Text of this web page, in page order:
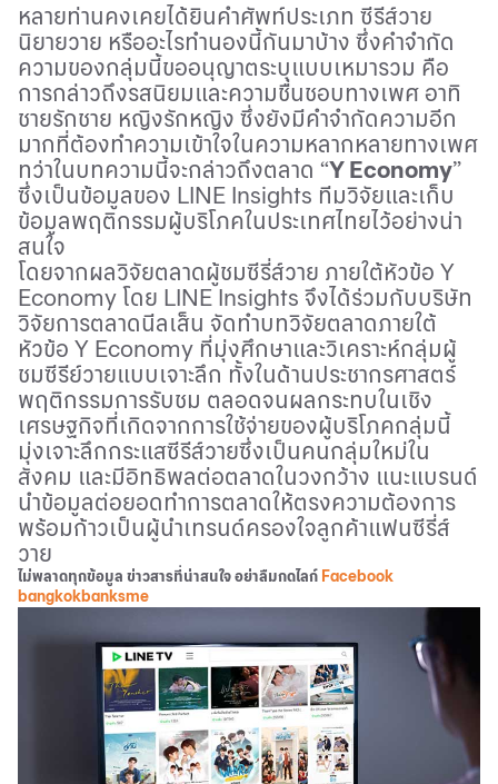
หลายท่านคงเคยได้ยินคำศัพท์ประเภท ซีรีส์วาย
นิยายวาย หรืออะไรทำนองนี้กันมาบ้าง ซึ่งคำจำกัด
ความของกลุ่มนี้ขออนุญาตระบุแบบเหมารวม คือ
การกล่าวถึงรสนิยมและความชื่นชอบทางเพศ อาทิ
ชายรักชาย หญิงรักหญิง ซึ่งยังมีคำจำกัดความอีก
มากที่ต้องทำความเข้าใจในความหลากหลายทางเพศ
ทว่าในบทความนี้จะกล่าวถึงตลาด “Y Economy”
ซึ่งเป็นข้อมูลของ LINE Insights ทีมวิจัยและเก็บ
ข้อมูลพฤติกรรมผู้บริโภคในประเทศไทยไว้อย่างน่า
สนใจ
โดยจากผลวิจัยตลาดผู้ชมซีรี่ส์วาย ภายใต้หัวข้อ Y
Economy โดย LINE Insights จึงได้ร่วมกับบริษัท
วิจัยการตลาดนีลเส็น จัดทำบทวิจัยตลาดภายใต้
หัวข้อ Y Economy ที่มุ่งศึกษาและวิเคราะห์กลุ่มผู้
ชมซีรีย์วายแบบเจาะลึก ทั้งในด้านประชากรศาสตร์
พฤติกรรมการรับชม ตลอดจนผลกระทบในเชิง
เศรษฐกิจที่เกิดจากการใช้จ่ายของผู้บริโภคกลุ่มนี้
มุ่งเจาะลึกกระแสซีรีส์วายซึ่งเป็นคนกลุ่มใหม่ใน
สังคม และมีอิทธิพลต่อตลาดในวงกว้าง แนะแบรนด์
นำข้อมูลต่อยอดทำการตลาดให้ตรงความต้องการ
พร้อมก้าวเป็นผู้นำเทรนด์ครองใจลูกค้าแฟนซีรี่ส์
วาย
ไม่พลาดทุกข้อมูล ข่าวสารที่น่าสนใจ อย่าลืมกดไลก์ Facebook
bangkokbanksme